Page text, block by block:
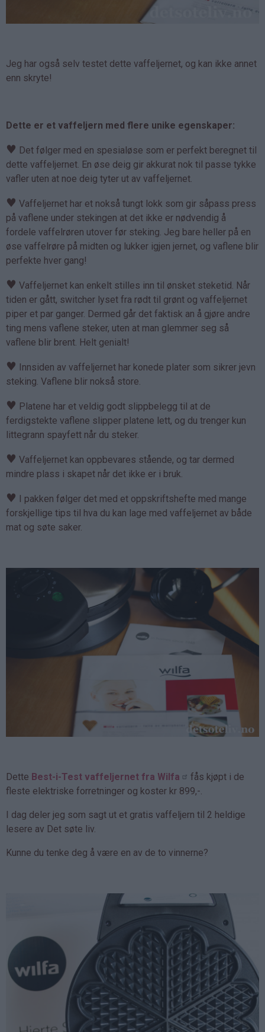
Jeg har også selv testet dette vaffeljernet, og kan ikke annet
enn skryte!
Dette er et vaffeljern med flere unike egenskaper:
♥ Det følger med en spesialøse som er perfekt beregnet til
dette vaffeljernet. En øse deig gir akkurat nok til passe tykke
vafler uten at noe deig tyter ut av vaffeljernet.
♥ Vaffeljernet har et nokså tungt lokk som gir såpass press
på vaflene under stekingen at det ikke er nødvendig å
fordele vaffelrøren utover før steking. Jeg bare heller på en
øse vaffelrøre på midten og lukker igjen jernet, og vaflene blir
perfekte hver gang!
♥ Vaffeljernet kan enkelt stilles inn til ønsket steketid. Når
tiden er gått, switcher lyset fra rødt til grønt og vaffeljernet
piper et par ganger. Dermed går det faktisk an å gjøre andre
ting mens vaflene steker, uten at man glemmer seg så
vaflene blir brent. Helt genialt!
♥ Innsiden av vaffeljernet har konede plater som sikrer jevn
steking. Vaflene blir nokså store.
♥ Platene har et veldig godt slippbelegg til at de
ferdigstekte vaflene slipper platene lett, og du trenger kun
littegrann spayfett når du steker.
♥ Vaffeljernet kan oppbevares stående, og tar dermed
mindre plass i skapet når det ikke er i bruk.
♥ I pakken følger det med et oppskriftshefte med mange
forskjellige tips til hva du kan lage med vaffeljernet av både
mat og søte saker.
Dette Best-i-Test vaffeljernet fra Wilfa
fås kjøpt i de
fleste elektriske forretninger og koster kr 899,-.
I dag deler jeg som sagt ut et gratis vaffeljern til 2 heldige
lesere av Det søte liv.
Kunne du tenke deg å være en av de to vinnerne?